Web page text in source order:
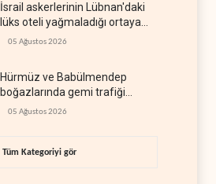
İsrail askerlerinin Lübnan'daki
lüks oteli yağmaladığı ortaya
çıktı
05 Ağustos 2026
Hürmüz ve Babülmendep
boğazlarında gemi trafiği
durağan seyrini koruyor
05 Ağustos 2026
Tüm Kategoriyi gör